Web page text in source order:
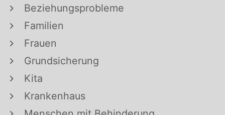
Beziehungsprobleme
Familien
Frauen
Grundsicherung
Kita
Krankenhaus